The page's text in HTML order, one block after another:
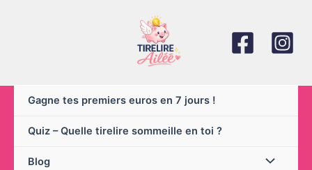
Gagne tes premiers euros en 7 jours !
Quiz – Quelle tirelire sommeille en toi ?
Blog